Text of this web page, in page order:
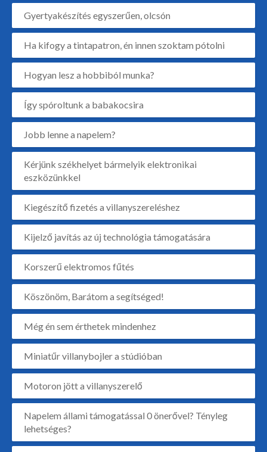
Gyertyakészítés egyszerűen, olcsón
Ha kifogy a tintapatron, én innen szoktam pótolni
Hogyan lesz a hobbiból munka?
Így spóroltunk a babakocsira
Jobb lenne a napelem?
Kérjünk székhelyet bármelyik elektronikai
eszközünkkel
Kiegészítő fizetés a villanyszereléshez
Kijelző javítás az új technológia támogatására
Korszerű elektromos fűtés
Köszönöm, Barátom a segítséged!
Még én sem érthetek mindenhez
Miniatűr villanybojler a stúdióban
Motoron jött a villanyszerelő
Napelem állami támogatással 0 önerővel? Tényleg
lehetséges?